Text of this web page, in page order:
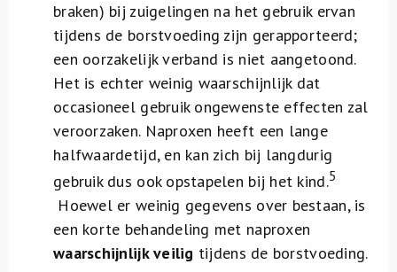
braken) bij zuigelingen na het gebruik ervan
tijdens de borstvoeding zijn gerapporteerd;
een oorzakelijk verband is niet aangetoond.
Het is echter weinig waarschijnlijk dat
occasioneel gebruik ongewenste effecten zal
veroorzaken. Naproxen heeft een lange
halfwaardetijd, en kan zich bij langdurig
gebruik dus ook opstapelen bij het kind.5
Hoewel er weinig gegevens over bestaan, is
een korte behandeling met naproxen
waarschijnlijk veilig tijdens de borstvoeding.